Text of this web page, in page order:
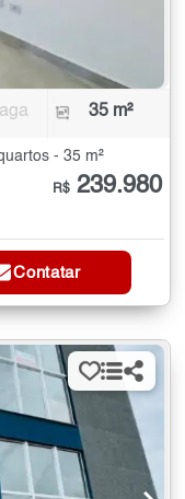
35 m²
- 35 m²
R$ 239.980
Contatar